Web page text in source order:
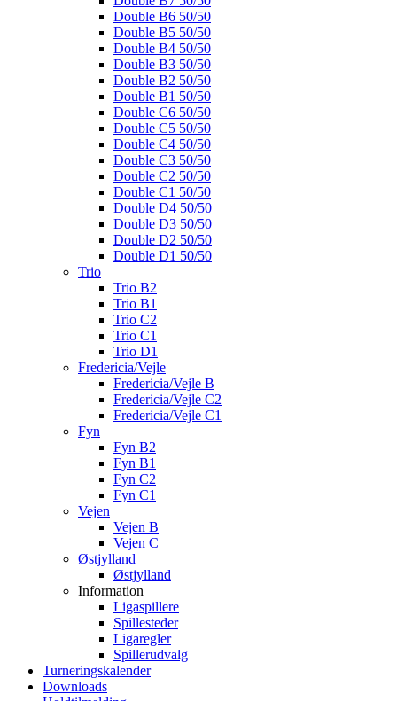
Double B6 50/50
Double B5 50/50
Double B4 50/50
Double B3 50/50
Double B2 50/50
Double B1 50/50
Double C6 50/50
Double C5 50/50
Double C4 50/50
Double C3 50/50
Double C2 50/50
Double C1 50/50
Double D4 50/50
Double D3 50/50
Double D2 50/50
Double D1 50/50
Trio
Trio B2
Trio B1
Trio C2
Trio C1
Trio D1
Fredericia/Vejle
Fredericia/Vejle B
Fredericia/Vejle C2
Fredericia/Vejle C1
Fyn
Fyn B2
Fyn B1
Fyn C2
Fyn C1
Vejen
Vejen B
Vejen C
Østjylland
Østjylland
Information
Ligaspillere
Spillesteder
Ligaregler
Spillerudvalg
Turneringskalender
Downloads